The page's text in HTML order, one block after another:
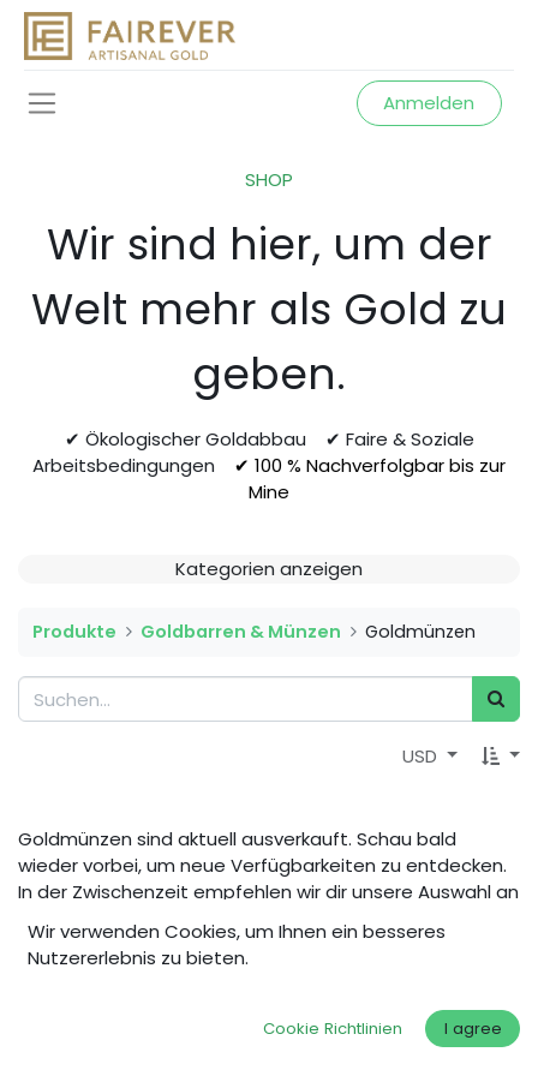
Anmelden
SHOP
Wir sind hier, um der
Welt mehr als Gold zu
geben.
✔ Ökologischer Goldabbau ✔ Faire & Soziale
Arbeitsbedingungen ✔ 100 % Nachverfolgbar bis zur
Mine
Kategorien anzeigen
Produkte Goldbarren & Münzen Goldmünzen
USD
Goldmünzen sind aktuell ausverkauft. Schau bald
wieder vorbei, um neue Verfügbarkeiten zu entdecken.
In der Zwischenzeit empfehlen wir dir unsere Auswahl an
Wir verwenden Cookies, um Ihnen ein besseres
Nutzererlebnis zu bieten.
Cookie Richtlinien I agree